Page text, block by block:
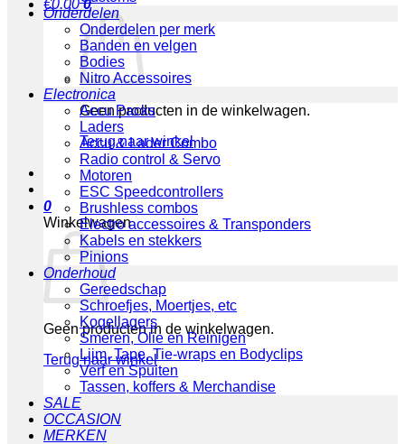
€0.00 0
Geen producten in de winkelwagen.
Terug naar winkel
0
Winkelwagen
Geen producten in de winkelwagen.
Terug naar winkel
Onderdelen
Onderdelen per merk
Banden en velgen
Bodies
Nitro Accessoires
Electronica
Accu Packs
Laders
Accu & Lader Combo
Radio control & Servo
Motoren
ESC Speedcontrollers
Brushless combos
Electro accessoires & Transponders
Kabels en stekkers
Pinions
Onderhoud
Gereedschap
Schroefjes, Moertjes, etc
Kogellagers
Smeren, Olie en Reinigen
Lijm, Tape, Tie-wraps en Bodyclips
Verf en Spuiten
Tassen, koffers & Merchandise
SALE
OCCASION
MERKEN